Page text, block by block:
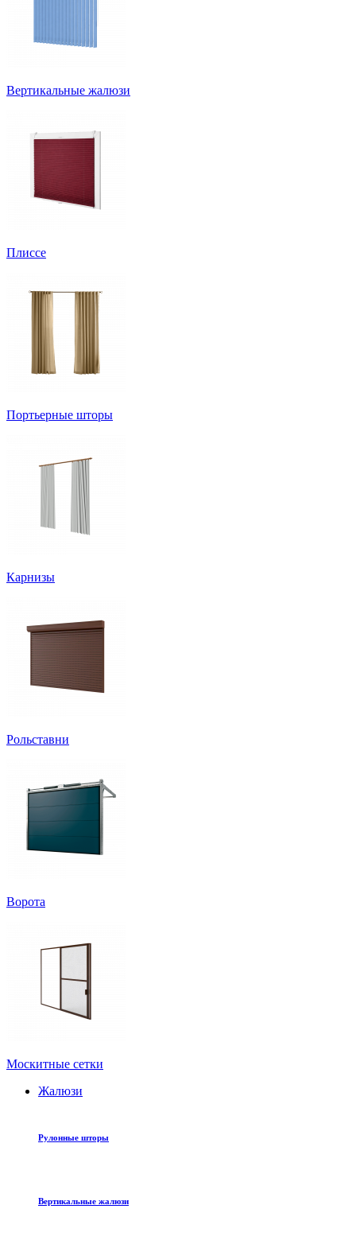
Вертикальные жалюзи
Плиссе
Портьерные шторы
Карнизы
Рольставни
Ворота
Москитные сетки
Жалюзи
Рулонные шторы
Вертикальные жалюзи